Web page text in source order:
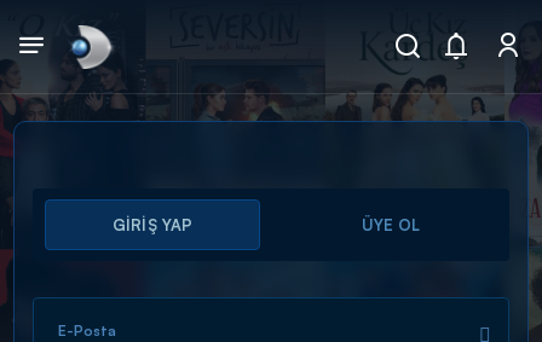
Arama
ARAMA SONUÇLARI
GİRİŞ YAP ÜYE OL
E-Posta